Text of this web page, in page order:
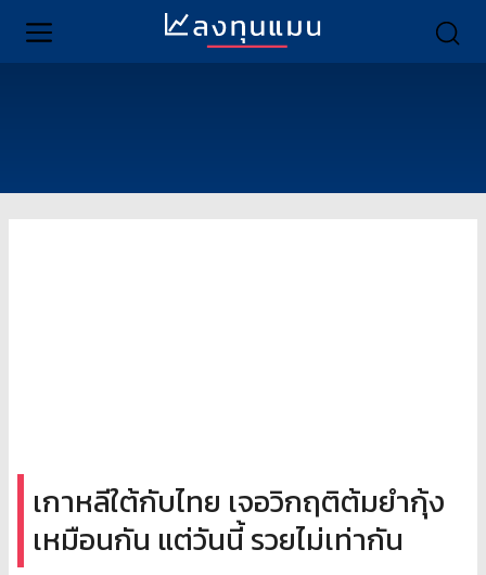
เกาหลีใต้กับไทย เจอวิกฤติต้มยำกุ้ง
เหมือนกัน แต่วันนี้ รวยไม่เท่ากัน